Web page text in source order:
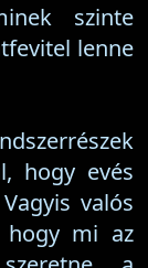
szinte
lenne
hogy evés
valós
hogy mi az